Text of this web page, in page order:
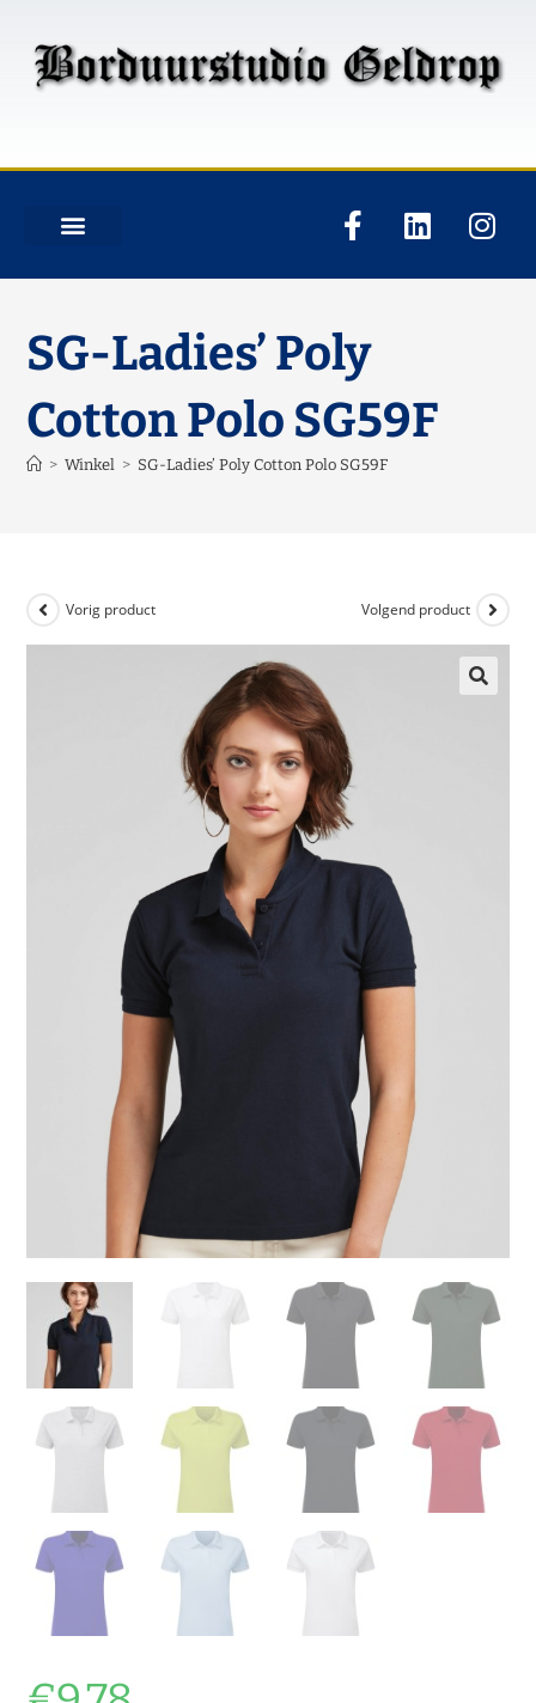
SG-Ladies’ Poly
Cotton Polo SG59F
> Winkel > SG-Ladies’ Poly Cotton Polo SG59F
Vorig product Volgend product